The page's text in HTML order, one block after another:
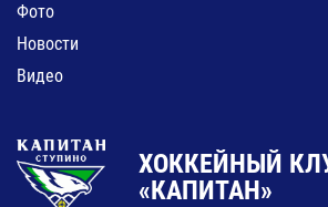
Фото
Новости
Видео
ХОККЕЙНЫЙ
«КАПИТАН»